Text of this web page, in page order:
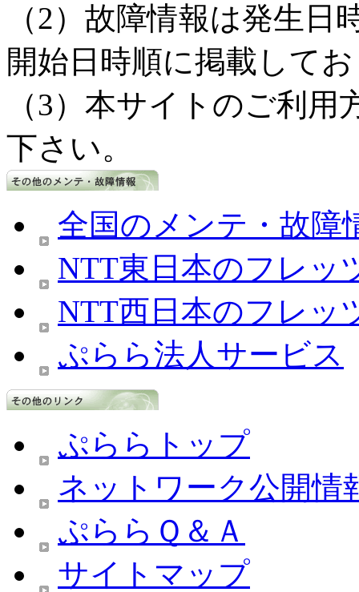
（2）故障情報は発生
開始日時順に掲載して
（3）本サイトのご利用
下さい。
全国のメンテ・故障
NTT東日本のフレッ
NTT西日本のフレッ
ぷらら法人サービス
ぷららトップ
ネットワーク公開情
ぷららＱ＆Ａ
サイトマップ